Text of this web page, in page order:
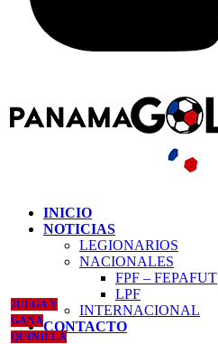
INICIO
NOTICIAS
LEGIONARIOS
NACIONALES
FPF – FEPAFUT
LPF
INTERNACIONAL
CONTACTO
JUEGA Y
GANA
QUINIELA